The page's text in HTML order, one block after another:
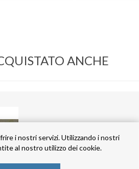
ANCHE
i nostri servizi. Utilizzando i nostri
al nostro utilizzo dei cookie.